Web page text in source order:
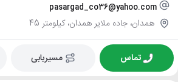
pasargad_co36@yahoo.com
همدان، جاده ملایر همدان، کیلومتر 45
تماس مسیریابی